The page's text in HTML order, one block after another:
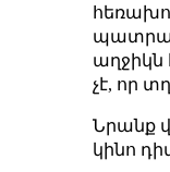
աղջիկն
չէ, որ
Նրանք
կինո